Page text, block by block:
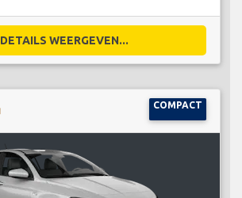
DETAILS WEERGEVEN...
COMPACT